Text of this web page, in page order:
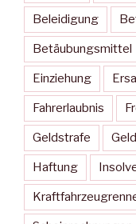
Beleidigung
Betäubungsmittel
Einziehung
Fahrerlaubnis
Geldstrafe
Haftung